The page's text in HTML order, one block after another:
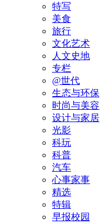
特写
美食
旅行
文化艺术
人文史地
专栏
@世代
生态与环保
时尚与美容
设计与家居
光影
科玩
科普
汽车
心事家事
精选
特辑
早报校园